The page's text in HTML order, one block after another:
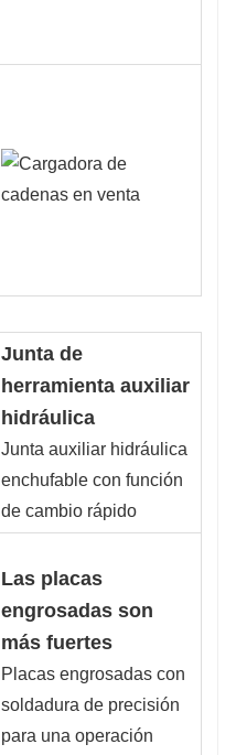
Junta de
herramienta auxiliar
hidráulica
Junta auxiliar hidráulica
enchufable con función
de cambio rápido
Las placas
engrosadas son
más fuertes
Placas engrosadas con
soldadura de precisión
para una operación